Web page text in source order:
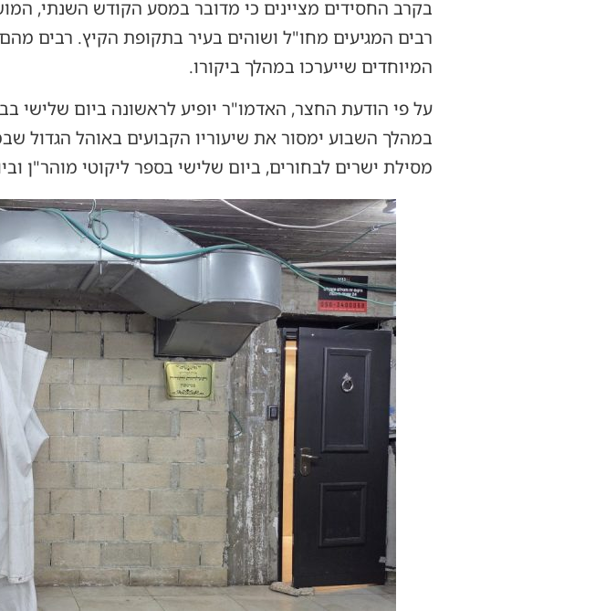
בקרב החסידים מציינים כי מדובר במסע הקודש השנתי,
רבים המגיעים מחו"ל ושוהים בעיר בתקופת הקיץ. רבים
המיוחדים שייערכו במהלך ביקורו.
במהלך השבוע ימסור את שיעוריו הקבועים באוהל הגדול
מסילת ישרים לבחורים, ביום שלישי בספר ליקוטי מוהר"ן